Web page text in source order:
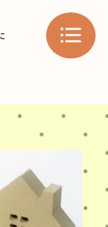
らし
び・教育